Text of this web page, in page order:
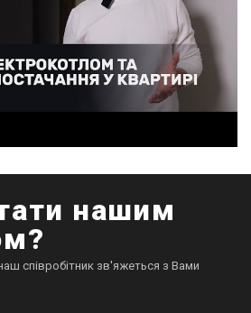
нашим
співробітник зв'яжеться з Вами